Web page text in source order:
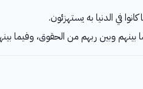
في الدنيا به يستهزئون.
بينهم وبين ربهم من الحقوق، وفيما